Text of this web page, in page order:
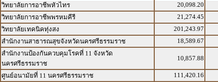
วิทยาลัยการอาชีพหัวไทร
20,098.20
วิทยาลัยการอาชีพพรหมคีรี
21,274.45
วิทยาลัยเทคนิคทุ่งสง
201,243.97
สำนักงานสาธารณสุขจังหวัดนครศรีธรรมราช
18,589.67
สำนักงานป้องกันควบคุมโรคที่ 11 จังหวัด
นครศรีธรรมราช
10,857.88
ศูนย์อนามัยที่ 11 นครศรีธรรมราช
111,420.16